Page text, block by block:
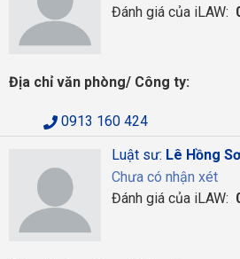
Đánh giá của iLAW:
Địa chỉ văn phòng/ Công ty:
0913 160 424
Luật sư: Lê Hồng
Chưa có nhận xét
Đánh giá của iLAW: